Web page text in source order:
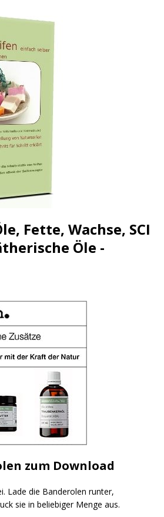
Fette, Wachse, SCI
Öle -
zum Download
Lade die Banderolen runter,
sie in beliebiger Menge aus.